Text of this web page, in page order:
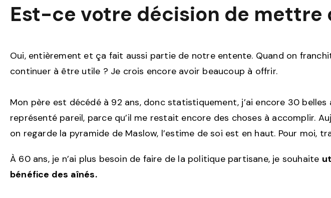
Est-ce votre décision de mettre
Oui, entièrement et ça fait aussi partie de notre entente. Quand on
continuer à être utile ? Je crois encore avoir beaucoup à offrir.
Mon père est décédé à 92 ans, donc statistiquement, j’ai encore 30
représenté pareil, parce qu’il me restait encore des choses à accomplir.
on regarde la pyramide de Maslow, l’estime de soi est en haut. Pour moi,
À 60 ans, je n’ai plus besoin de faire de la politique partisane, je souhaite
bénéfice des aînés.